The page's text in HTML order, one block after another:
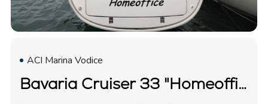
ACI Marina Vodice
Bavaria Cruiser 33 "Homeoffice"